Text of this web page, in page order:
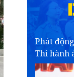
Phát
Thi hành